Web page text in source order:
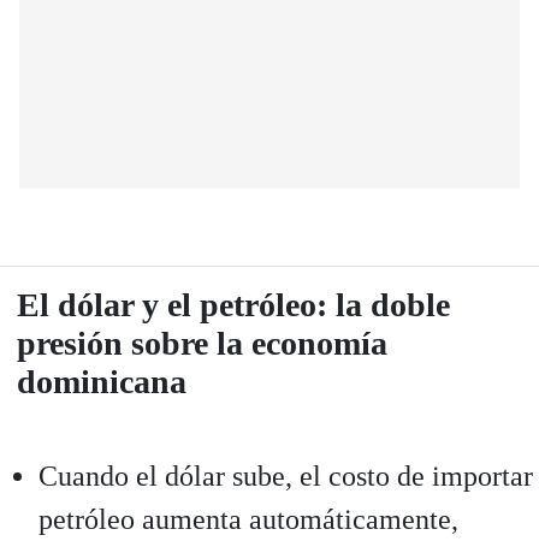
El dólar y el petróleo: la doble
presión sobre la economía
dominicana
Cuando el dólar sube, el costo de importar
petróleo aumenta automáticamente,